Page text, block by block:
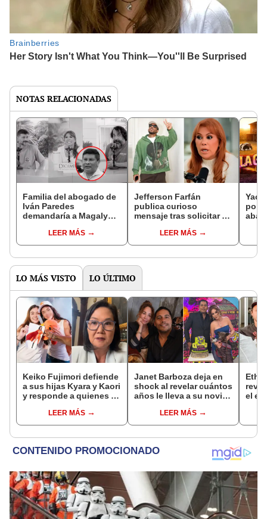
NOTAS RELACIONADAS
Familia del abogado de
Iván Paredes
demandaría a Magaly
burlas tras su
fallecimiento:
indignante”
LEER MÁS
Jefferson Farfán
publica curioso
mensaje tras solicitar a
de S/350.000: "Mañana
es mejor"
LEER MÁS
por
LO MÁS VISTO LO ÚLTIMO
Keiko Fujimori defiende
a sus hijas Kyara y Kaori
y responde a quienes la
“No pueden decirme”
LEER MÁS
Janet Barboza deja en
shock al revelar cuántos
años le lleva a su novio
plenitud”LEER MÁS
el